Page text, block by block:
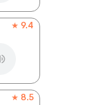
★ 9.4
★ 8.5